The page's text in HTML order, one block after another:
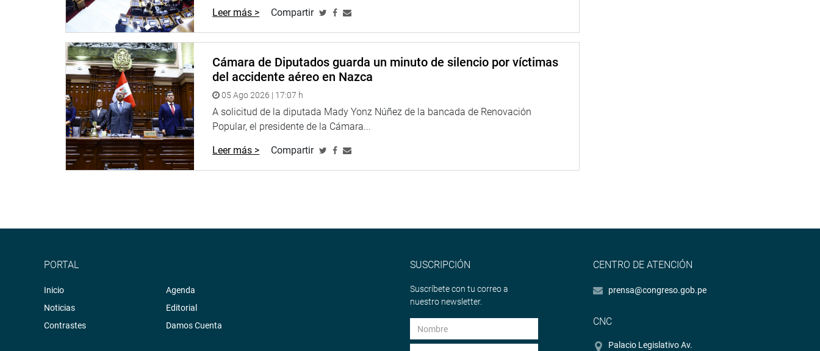
Leer más > Compartir
Cámara de Diputados guarda un minuto de silencio por víctimas
del accidente aéreo en Nazca
05 Ago 2026 | 17:07 h
A solicitud de la diputada Mady Yonz Núñez de la bancada de Renovación
Popular, el presidente de la Cámara...
Leer más > Compartir
PORTAL
Inicio
Noticias
Contrastes
Agenda
Editorial
Damos Cuenta
SUSCRIPCIÓN
Suscríbete con tu correo a
nuestro newsletter.
CENTRO DE ATENCIÓN
prensa@congreso.gob.pe
CNC
Palacio Legislativo Av.